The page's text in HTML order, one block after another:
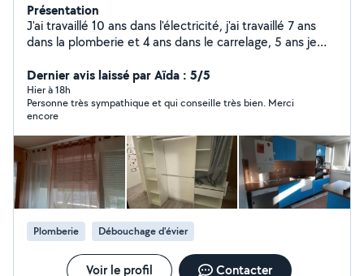
Présentation
J'ai travaillé 10 ans dans l'électricité, j'ai travaillé 7 ans
dans la plomberie et 4 ans dans le carrelage, 5 ans je
aller allovoisin à bientôt
Dernier avis laissé par Aïda : 5/5
Hier à 18h
Personne très sympathique et qui conseille très bien. Merci
encore
Plomberie Débouchage d'évier
Voir le profil Contacter